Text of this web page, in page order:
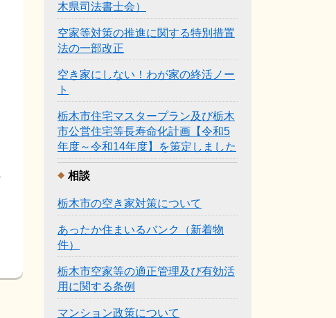
木県司法書士会）
空家等対策の推進に関する特別措置
法の一部改正
空き家にしない！わが家の終活ノー
ト
栃木市住宅マスタープラン及び栃木
市公営住宅等長寿命化計画【令和5
年度～令和14年度】を策定しました
相談
栃木市の空き家対策について
あったか住まいるバンク（新着物
件）
栃木市空家等の適正管理及び有効活
用に関する条例
マンション政策について